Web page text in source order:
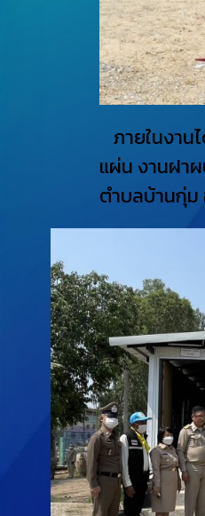
ภายในงาน
แผ่น งานฝา
ตำบลบ้านกุ่